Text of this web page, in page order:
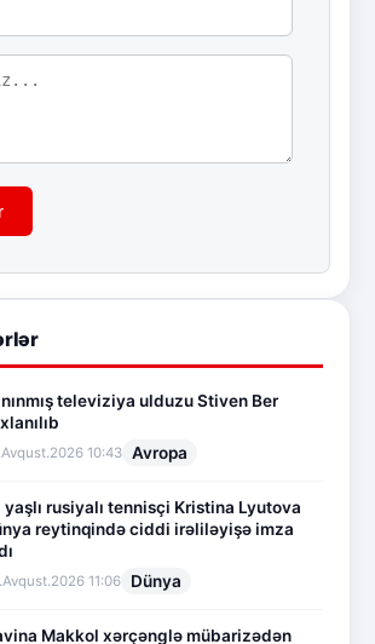
televiziya ulduzu Stiven Ber
10:43 Avropa
yaşlı rusiyalı tennisçi Kristina Lyutova
reytinqində ciddi irəliləyişə imza
11:06 Dünya
Makkol xərçənglə mübarizədən